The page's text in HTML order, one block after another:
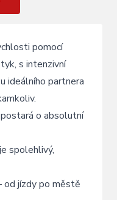
pomocí
s intenzivní
ideálního partnera
o absolutní
spolehlivý,
od jízdy po městě